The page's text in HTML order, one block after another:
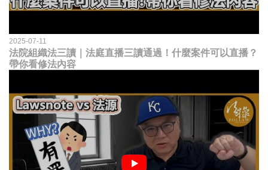
2025-07-11
法院組織法三讀｜法庭直播三讀通過！什麼案件可以直播？
帶你看修法內容